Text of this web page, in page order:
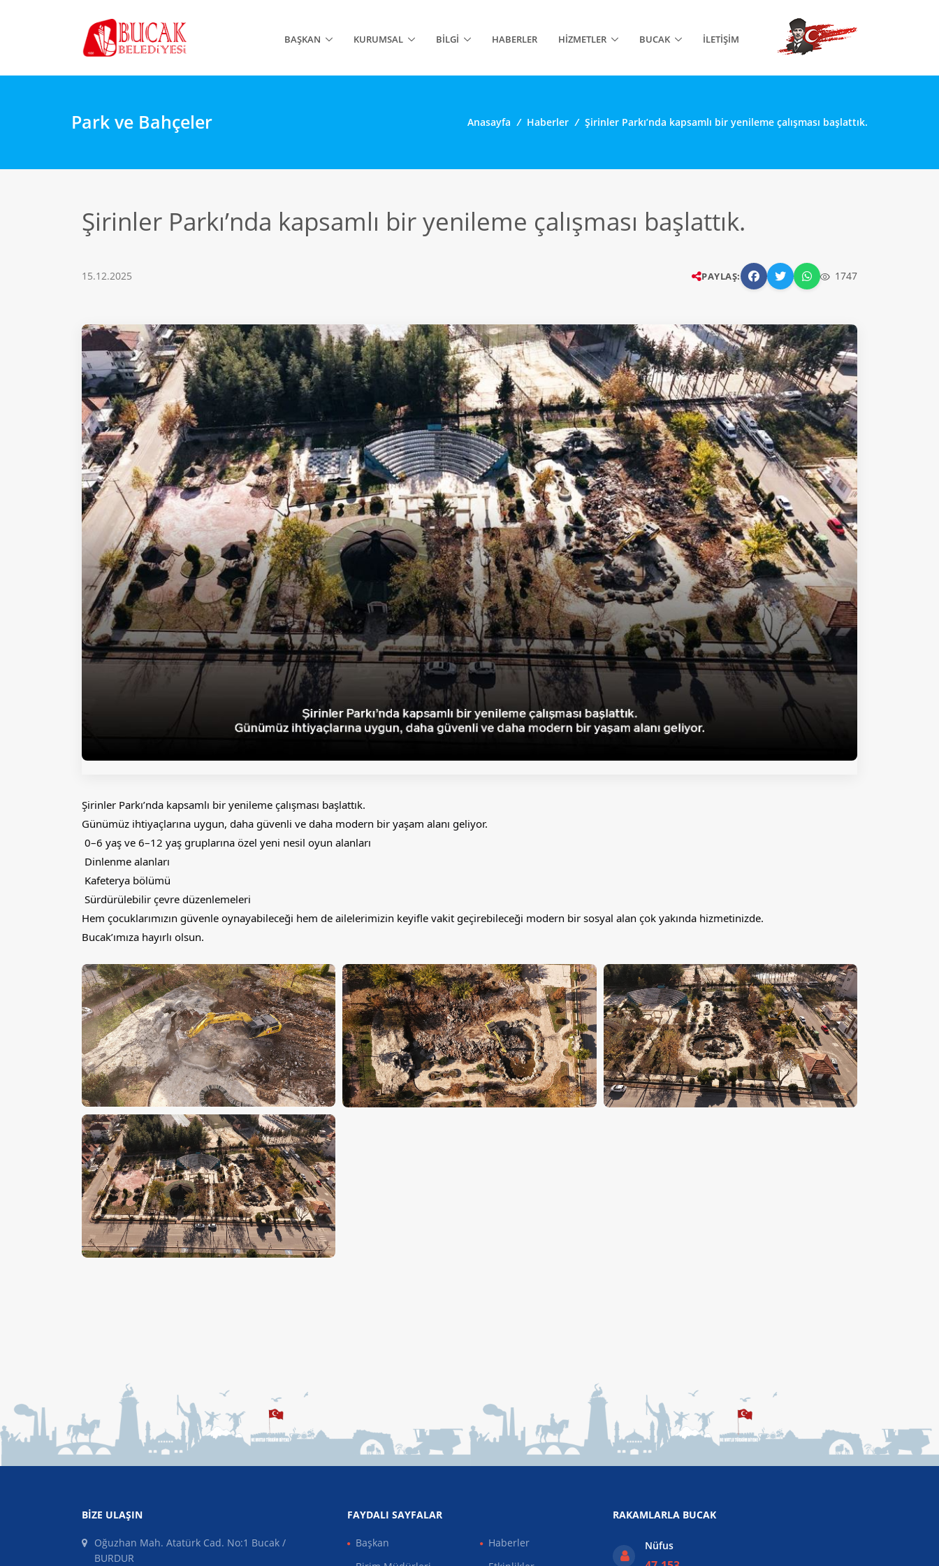
BAŞKAN KURUMSAL BILGI HABERLER HIZMETLER BUCAK İLETIŞIM
Park ve Bahçeler Anasayfa / Haberler / Şirinler Parkı’nda kapsamlı bir yenileme çalışması başlattık.
Şirinler Parkı’nda kapsamlı bir yenileme çalışması başlattık.
15.12.2025 PAYLAŞ: 1747
Şirinler Parkı’nda kapsamlı bir yenileme çalışması başlattık.
Günümüz ihtiyaçlarına uygun, daha güvenli ve daha modern bir yaşam alanı geliyor.
0–6 yaş ve 6–12 yaş gruplarına özel yeni nesil oyun alanları
Dinlenme alanları
Kafeterya bölümü
Sürdürülebilir çevre düzenlemeleri
Hem çocuklarımızın güvenle oynayabileceği hem de ailelerimizin keyifle vakit geçirebileceği modern bir sosyal alan çok yakında hizmetinizde.
Bucak’ımıza hayırlı olsun.
BIZE ULAŞIN
Oğuzhan Mah. Atatürk Cad. No:1 Bucak /
BURDUR
FAYDALI SAYFALAR
Başkan
Haberler
RAKAMLARLA BUCAK
Nüfus